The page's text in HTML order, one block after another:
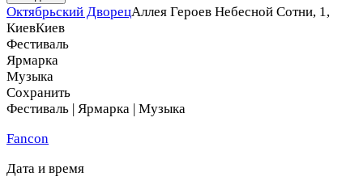
Октябрьский ДворецАллея Героев Небесной Сотни, 1,
КиевКиев
Фестиваль
Ярмарка
Музыка
Сохранить
Фестиваль | Ярмарка | Музыка
Fancon
Дата и время